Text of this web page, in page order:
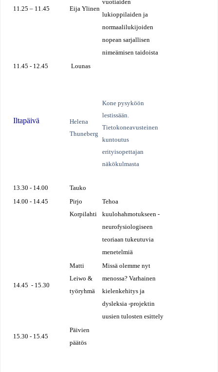
11.25 – 11.45 Eija Ylinen
vuotiaiden
lukioppilaiden ja
normaalilukijoiden
nopean sarjallisen
nimeämisen taidoista
11.45 - 12.45
Lounas
Iltapäivä
Helena
Thuneberg
Kone pysyköön
lestissään.
Tietokoneavusteinen
kuntoutus
erityisopettajan
näkökulmasta
13.30 - 14.00
Tauko
14.00 - 14.45
Pirjo
Korpilahti
Tehoa
kuulohahmotukseen -
neurofysiologiseen
teoriaan tukeutuvia
menetelmiä
14.45 - 15.30
Matti
Leiwo &
työryhmä
Missä olemme nyt
menossa? Varhainen
kielenkehitys ja
dysleksia -projektin
uusien tulosten esittely
15.30 - 15.45
Päivien
päätös